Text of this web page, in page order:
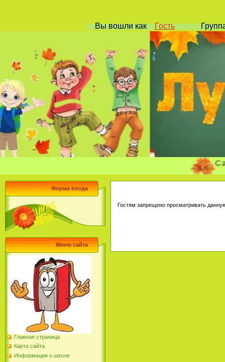
Вы вошликак Гость
Сайт
Форма входа
Меню сайта
Главная страница
Карта сайта
Информация о школе
Гостям запрещено просматривать